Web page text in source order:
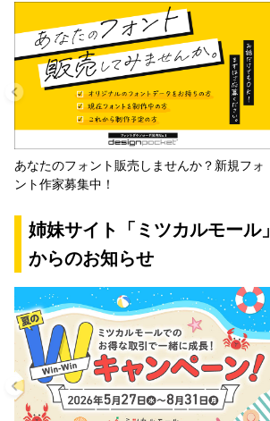
あなたのフォント販売しませんか？新規フォ
ント作家募集中！
姉妹サイト「ミツカルモール」
からのお知らせ